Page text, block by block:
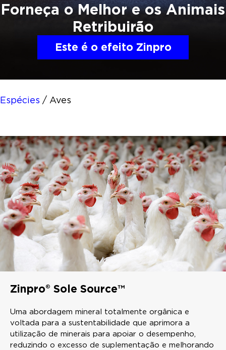
Forneça o Melhor e osAnimais
Retribuirão
Este é o efeito Zinpro
Espécies / Aves
Zinpro® Sole Source™
Uma abordagem mineral totalmente orgânica e
voltada para a sustentabilidade que aprimora a
utilização de minerais para apoiar o desempenho,
reduzindo o excesso de suplementação e melhorando